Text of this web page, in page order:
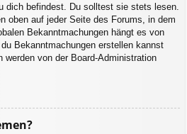
dich befindest. Du solltest sie stets lesen.
oben auf jeder Seite des Forums, in dem
Bekanntmachungen hängt es von
Bekanntmachungen erstellen kannst
werden von der Board-Administration